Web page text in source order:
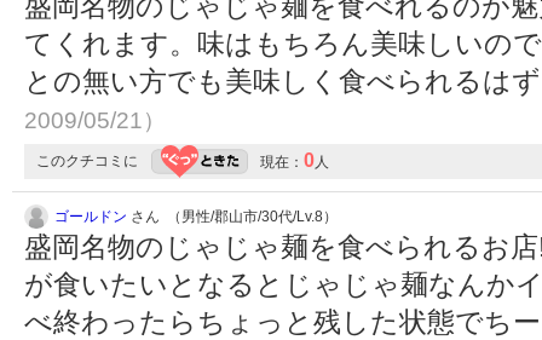
てくれます。味はもちろん美味しいの
との無い方でも美味しく食べられるは
2009/05/21）
このクチコミに 現在： 0人
ゴールドン さん （男性/郡山市/30代/Lv.8）
盛岡名物のじゃじゃ麺を食べられるお
が食いたいとなるとじゃじゃ麺なんか
べ終わったらちょっと残した状態でち